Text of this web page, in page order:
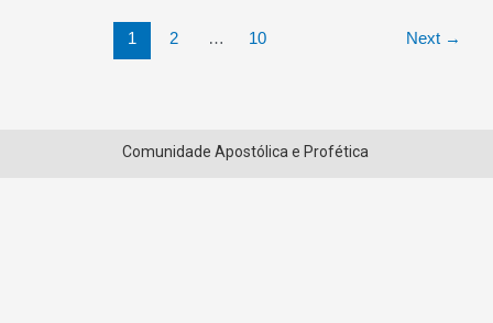
1 2 … 10 Next →
Comunidade Apostólica e Profética